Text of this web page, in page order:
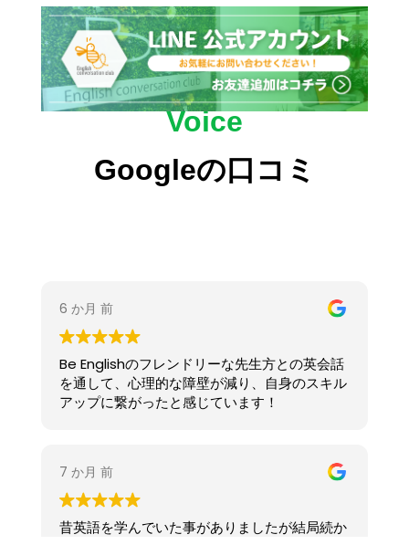
today.”
今年初めてのホットドリンクを飲んだよ。
“I’m craving something warm and sweet.”
あったかくて甘いものが食べたくなるね。
初秋からでも始められる英会話。英会話は「今か
基礎的な文法から日常会話、ビジネス英語ま
で幅広く学べるので、
ホリデーを控えている方、ビジネス英語に挑戦し
たい方など、どんな目標でもしっかりサポートし
で使う英語から面接・手続きまでしっかりお手伝
いします！
トさせて頂きますので、心斎橋校、天王寺校、梅
田校、三ノ宮校でお待ちしてます！
I’m going to go to the beach this weekend.
（今週末、海に行く予定です）
→ 予定を伝えるときにとても便利。
“Are you going to〜?”で質問にも使えます。
その他の例：Are you going to travel during
（お盆に旅行する予定ですか？）
③ 疑問詞＋現在進行形：「今〜してる
その他の例：
I’m drinking a lot of iced coffee!
（アイスコーヒーをたくさん飲んでます！）
*********************************************
*********************************************
*********************************************
まだ間に合う、夏からのスター
ト！
英会話を始めるのに、「遅すぎる」はありませ
ん。
Voice
Googleの口コミ